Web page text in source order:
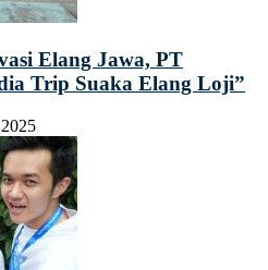
Elang Jawa, PT
Trip Suaka Elang Loji”